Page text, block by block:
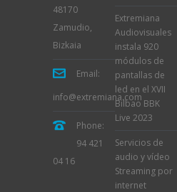
48170
Zamudio,
Bizkaia
Email:
info@extremiana.com
Phone:
94 421
04 16
Extremiana
Audiovisuales
instala 920
módulos de
pantallas de
led en el XVII
Bilbao BBK
Live 2023
Servicios de
audio y vídeo
Streaming por
internet